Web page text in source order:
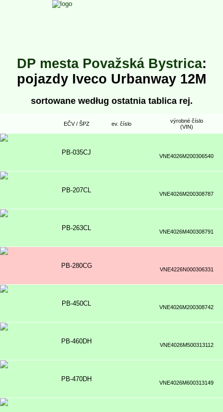
DP mesta Považská Bystrica:
pojazdy Iveco Urbanway 12M
sortowane według ostatnia tablica rej.
EČV / ŠPZ ev. číslo
výrobné číslo
(VIN)
PB-035CJ VNE4026M200306540
PB-207CL VNE4026M200308787
PB-263CL VNE4026M400308791
PB-280CG VNE4226N000306331
PB-450CL VNE4026M200308742
PB-460DH VNE4026M500313112
PB-470DH VNE4026M600313149